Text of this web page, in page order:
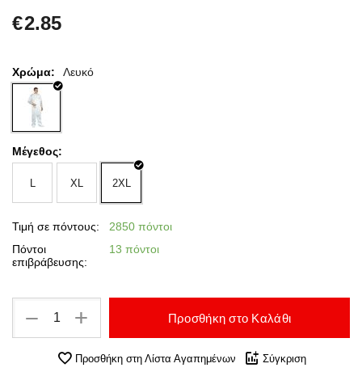
€2.85
Χρώμα: Λευκό
Μέγεθος:
L XL 2XL
Τιμή σε πόντους:
2850 πόντοι
Πόντοι
επιβράβευσης:
13 πόντοι
+
− Προσθήκη στο Καλάθι
Προσθήκη στη Λίστα Αγαπημένων Σύγκριση